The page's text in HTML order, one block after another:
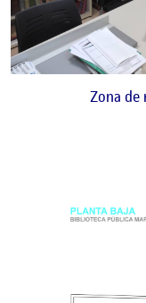
Zona de